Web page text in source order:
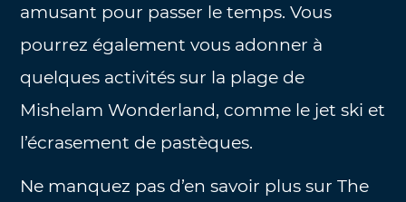
amusant pour passer le temps. Vous
pourrez également vous adonner à
quelques activités sur la plage de
Mishelam Wonderland, comme le jet ski et
l’écrasement de pastèques.
Ne manquez pas d’en savoir plus sur The